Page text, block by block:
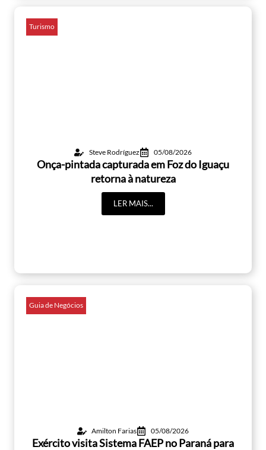
Turismo
Steve Rodríguez 05/08/2026
Onça-pintada capturada em Foz do Iguaçu
retorna à natureza
LER MAIS...
Guia de Negócios
Amilton Farias 05/08/2026
Exército visita Sistema FAEP no Paraná para